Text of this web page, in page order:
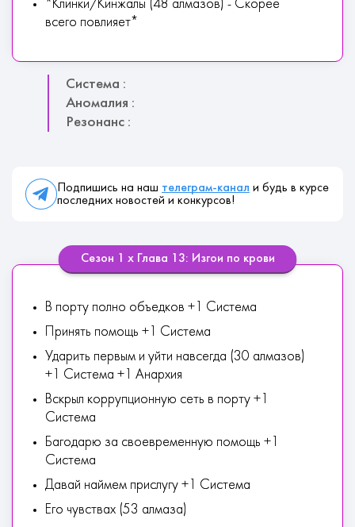
*Клинки/Кинжалы (48 алмазов) - Скорее
всего повлияет*
Система :
Аномалия :
Резонанс :
Подпишись на наш телеграм-канал и будь в курсе
последних новостей и конкурсов!
Сезон 1 х Глава 13: Изгои по крови
В порту полно объедков +1 Система
Принять помощь +1 Система
Ударить первым и уйти навсегда (30 алмазов)
+1 Система +1 Анархия
Вскрыл коррупционную сеть в порту +1
Система
Багодарю за своевременную помощь +1
Система
Давай наймем прислугу +1 Система
Его чувствах (53 алмаза)